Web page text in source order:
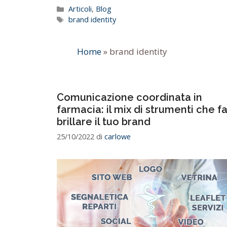
Categorie
Articoli, Blog
Tag
brand identity
Home» brand identity
Comunicazione coordinata in
farmacia: il mix di strumenti che fa
brillare il tuo brand
25/10/2022 di carlowe